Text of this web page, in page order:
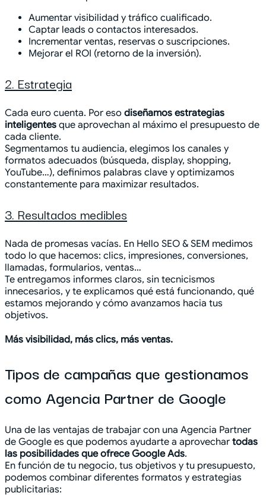
Aumentar visibilidad y tráfico cualificado.
Captar leads o contactos interesados.
Incrementar ventas, reservas o suscripciones.
Mejorar el ROI (retorno de la inversión).
2. Estrategia
Cada euro cuenta. Por eso diseñamos estrategias
inteligentes que aprovechan al máximo el presupuesto de
cada cliente.
Segmentamos tu audiencia, elegimos los canales y
formatos adecuados (búsqueda, display, shopping,
YouTube…), definimos palabras clave y optimizamos
constantemente para maximizar resultados.
3. Resultados medibles
Nada de promesas vacías. En Hello SEO & SEM medimos
todo lo que hacemos: clics, impresiones, conversiones,
llamadas, formularios, ventas…
Te entregamos informes claros, sin tecnicismos
innecesarios, y te explicamos qué está funcionando, qué
estamos mejorando y cómo avanzamos hacia tus
objetivos.
Más visibilidad, más clics, más ventas.
Tipos de campañas que gestionamos
como Agencia Partner de Google
Una de las ventajas de trabajar con una Agencia Partner
de Google es que podemos ayudarte a aprovechar todas
las posibilidades que ofrece Google Ads.
En función de tu negocio, tus objetivos y tu presupuesto,
podemos combinar diferentes formatos y estrategias
publicitarias: